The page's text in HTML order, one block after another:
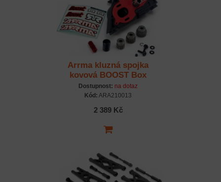
Arrma kluzná spojka
kovová BOOST Box
Dostupnost: na dotaz
Kód: ARA210013
2 389 Kč